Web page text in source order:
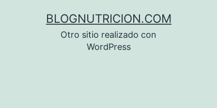
BLOGNUTRICION.COM
Otro sitio realizado con
WordPress